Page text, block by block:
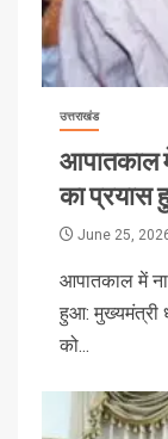
उत्तराखंड
आपातकाल
का प्रयास
June 25,
आपातकाल में
हुआ: मुख्यमंत्री
को...